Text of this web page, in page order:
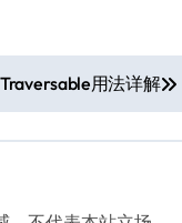
用法详解